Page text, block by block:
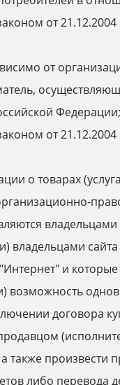
от 21.12.2004
от
Федерации;
от 21.12.2004
о товарах
владельцами
и
возможность
договора
также произвести
либо перевода